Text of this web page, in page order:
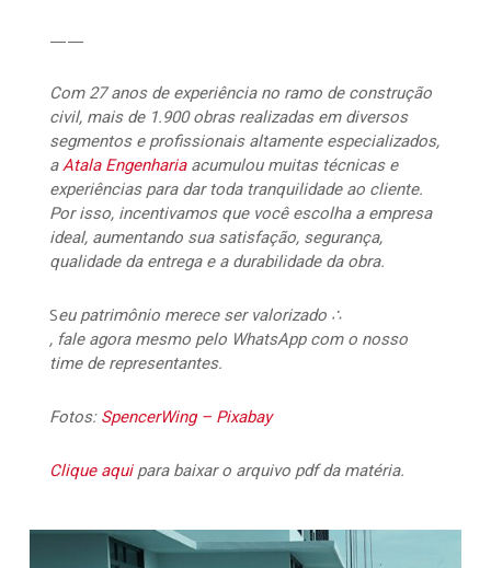
——
Com 27 anos de experiência no ramo de construção
civil, mais de 1.900 obras realizadas em diversos
segmentos e profissionais altamente especializados,
aAtala Engenhariaacumulou muitas técnicas e
experiências para dar toda tranquilidade ao cliente.
Por isso, incentivamos que você escolha a empresa
ideal, aumentando sua satisfação, segurança,
qualidade da entrega e a durabilidade da obra.
Seu patrimônio merece ser valorizado ∴
, fale agora mesmo pelo WhatsApp com o nosso
time de representantes.
Fotos: SpencerWing – Pixabay
Clique aquipara baixar o arquivo pdf da matéria.
20